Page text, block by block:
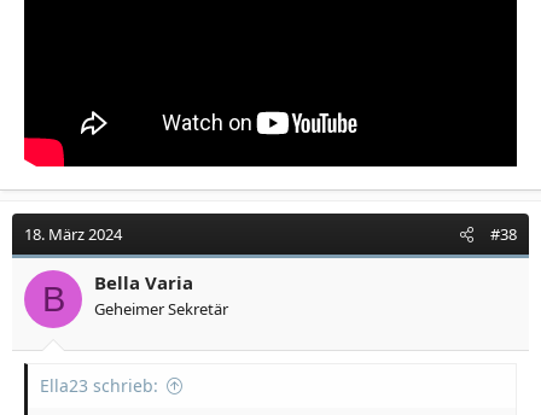
18. März 2024 #38
B Bella Varia
Geheimer Sekretär
Ella23 schrieb: